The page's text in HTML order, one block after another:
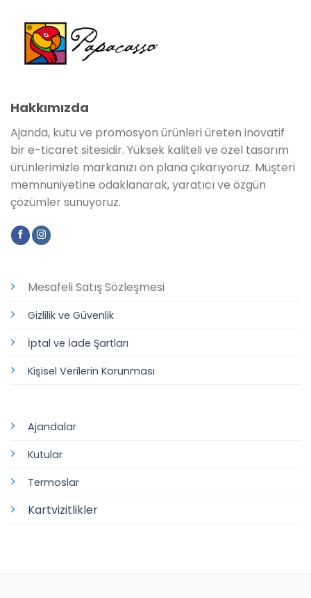
Mesafeli Satış Sözleşmesi
Gizlilik ve Güvenlik
İptal ve İade Şartları
Kişisel Verilerin Korunması
Ajandalar
Kutular
Termoslar
Kartvizitlikler
Hakkımızda
Ajanda, kutu ve promosyon ürünleri üreten inovatif
bir e-ticaret sitesidir. Yüksek kaliteli ve özel tasarım
ürünlerimizle markanızı ön plana çıkarıyoruz. Müşteri
memnuniyetine odaklanarak, yaratıcı ve özgün
çözümler sunuyoruz.